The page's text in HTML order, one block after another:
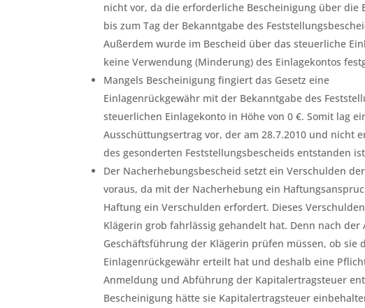
nicht vor, da die erforderliche Bescheinigung über die
bis zum Tag der Bekanntgabe des
Außerdem wurde im Bescheid über das steuerliche
keine Verwendung (Minderung) des Einlagekontos
Mangels Bescheinigung fingiert das Gesetz eine
Einlagenrückgewähr mit der Bekanntgabe des
steuerlichen Einlagekonto in Höhe von 0 €. Somit lag
Ausschüttungsertrag vor, der am 28.7.2010 und nicht
des gesonderten Feststellungsbescheids entstanden
Der Nacherhebungsbescheid setzt ein Verschulden
voraus, da mit der Nacherhebung ein
Haftung ein Verschulden erfordert. Dieses
Klägerin grob fahrlässig gehandelt hat. Denn nach der
Geschäftsführung der Klägerin prüfen müssen, ob sie
Einlagenrückgewähr erteilt hat und deshalb eine
Anmeldung und Abführung der Kapitalertragsteuer
Bescheinigung hätte sie Kapitalertragsteuer